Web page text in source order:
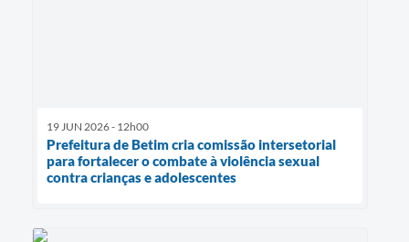
19 JUN 2026 - 12h00
Prefeitura de Betim cria comissão intersetorial
para fortalecer o combate à violência sexual
contra crianças e adolescentes